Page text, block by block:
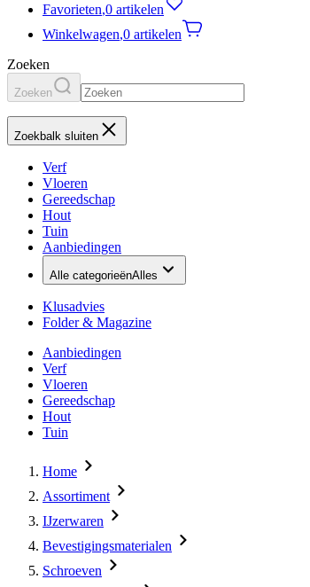
Favorieten,0 artikelen
Winkelwagen,0 artikelen
Zoeken
Zoeken
Zoekbalk sluiten
Verf
Vloeren
Gereedschap
Hout
Tuin
Aanbiedingen
Alle categorieënAlles
Klusadvies
Folder & Magazine
Aanbiedingen
Verf
Vloeren
Gereedschap
Hout
Tuin
Home
Assortiment
IJzerwaren
Bevestigingsmaterialen
Schroeven